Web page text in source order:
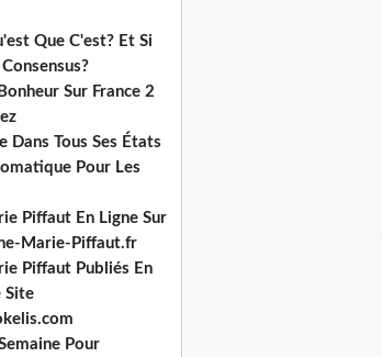
Que C'est? Et Si
Sur France 2
Dans Tous Ses États
Pour Les
Piffaut En Ligne Sur
Marie-Piffaut.fr
Piffaut Publiés En
Site
Pour